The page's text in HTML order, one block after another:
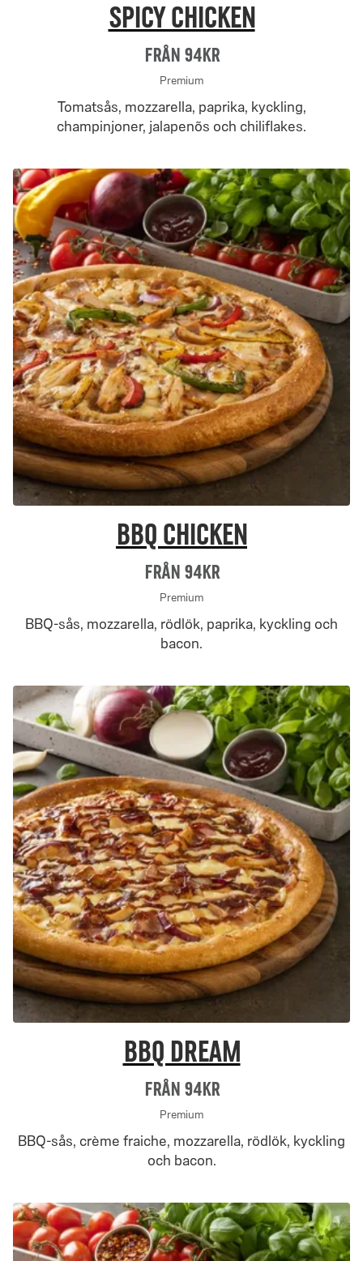
Spicy Chicken
Från 94Kr
Premium
Tomatsås, mozzarella, paprika, kyckling,
champinjoner, jalapenõs och chiliflakes.
BBQ Chicken
Från 94Kr
Premium
BBQ-sås, mozzarella, rödlök, paprika, kyckling och
bacon.
BBQ Dream
Från 94Kr
Premium
BBQ-sås, crème fraiche, mozzarella, rödlök, kyckling
och bacon.